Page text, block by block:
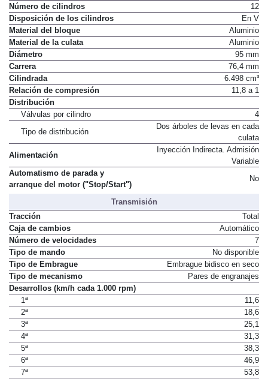
Número de cilindros
12
Disposición de los cilindros
En V
Material del bloque
Aluminio
Material de la culata
Aluminio
Diámetro
95 mm
Carrera
76,4 mm
Cilindrada
6.498 cm³
Relación de compresión
11,8 a 1
Distribución
Válvulas por cilindro
4
Tipo de distribución
Dos árboles de levas en cada
culata
Alimentación
Inyección Indirecta. Admisión
Variable
Automatismo de parada y
arranque del motor ("Stop/Start")
No
Transmisión
Tracción
Total
Caja de cambios
Automático
Número de velocidades
7
Tipo de mando
No disponible
Tipo de Embrague
Embrague bidisco en seco
Tipo de mecanismo
Pares de engranajes
Desarrollos (km/h cada 1.000 rpm)
1ª
11,6
2ª
18,6
3ª
25,1
4ª
31,3
5ª
38,3
6ª
46,9
7ª
53,8